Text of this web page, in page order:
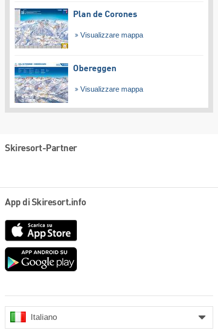
Plan de Corones
Visualizzare mappa
Obereggen
Visualizzare mappa
Skiresort-Partner
App di Skiresort.info
Google
Italiano